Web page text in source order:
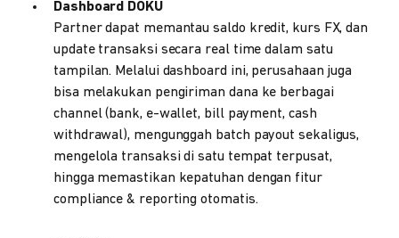
Dashboard DOKU
Partner dapat memantau saldo kredit, kurs FX, dan
update transaksi secara real time dalam satu
tampilan. Melalui dashboard ini, perusahaan juga
bisa melakukan pengiriman dana ke berbagai
channel (bank, e-wallet, bill payment, cash
withdrawal), mengunggah batch payout sekaligus,
mengelola transaksi di satu tempat terpusat,
hingga memastikan kepatuhan dengan fitur
compliance & reporting otomatis.